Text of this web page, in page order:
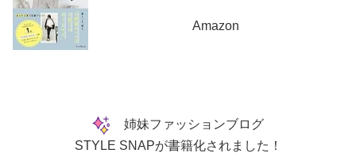
Amazon
姉妹ファッションブログ
STYLE SNAPが書籍化されました！